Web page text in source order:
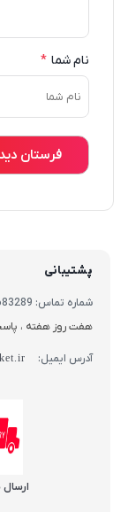
نام شما *
پشتیبانی
شماره تماس: 09193683289
هفت روز هفته ،
آدرس ایمیل:
ارسال